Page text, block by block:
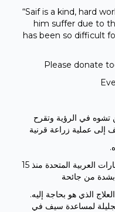
“Saif is a kind, hard
him suffer due to
has been so difficult
Please donate
من العمر 45 عامًا من تشوه في الرؤية وتقرح
إلى عملية زراعة قرنية
يعيش سيف وهو من بنغلاديش، في الإمارات العربية المتحدة منذ 15
بشدة من جائحة
العلاج الذي هو بحاجة إليه.
لمساعدة سيف في